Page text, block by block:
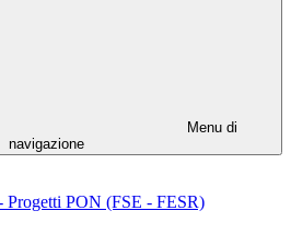
Menu di
navigazione
Progetti PON (FSE - FESR)